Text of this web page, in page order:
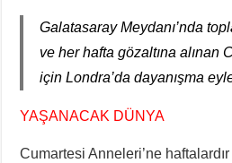
Galatasaray Meydanı’nda
ve her hafta gözaltına alınan
için Londra’da dayanışma
YAŞANACAK DÜNYA
Cumartesi Anneleri’ne